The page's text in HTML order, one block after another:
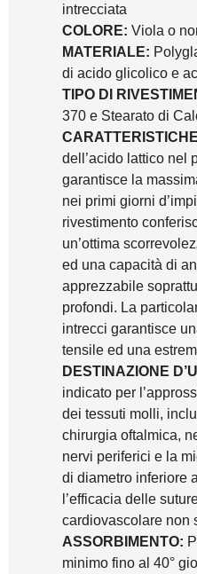
intrecciata
COLORE: Viola o
MATERIALE:
di acido glicolico e
TIPO DI
370 e Stearato di
CARATTERISTICHE
dell’acido lattico nel
garantisce la
nei primi giorni
rivestimento
un’ottima
ed una capacità di
apprezzabile
profondi. La
intrecci garantisce
tensile ed una
DESTINAZIONE
indicato per
dei tessuti molli,
chirurgia oftalmica,
nervi periferici e la
di diametro inferiore
l’efficacia delle
cardiovascolare non
ASSORBIMENTO:
minimo fino al 40°